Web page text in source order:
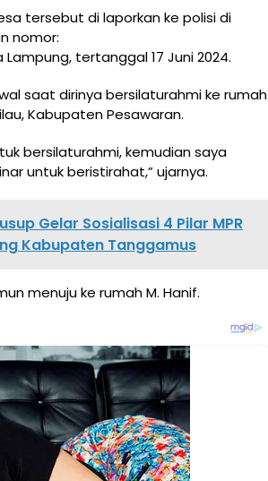
tersebut di laporkan ke polisi di
nomor:
Lampung, tertanggal 17 Juni 2024.
saat dirinya bersilaturahmi ke rumah
Kabupaten Pesawaran.
bersilaturahmi, kemudian saya
untuk beristirahat,” ujarnya.
Gelar Sosialisasi 4 Pilar MPR
Kabupaten Tanggamus
menuju ke rumah M. Hanif.